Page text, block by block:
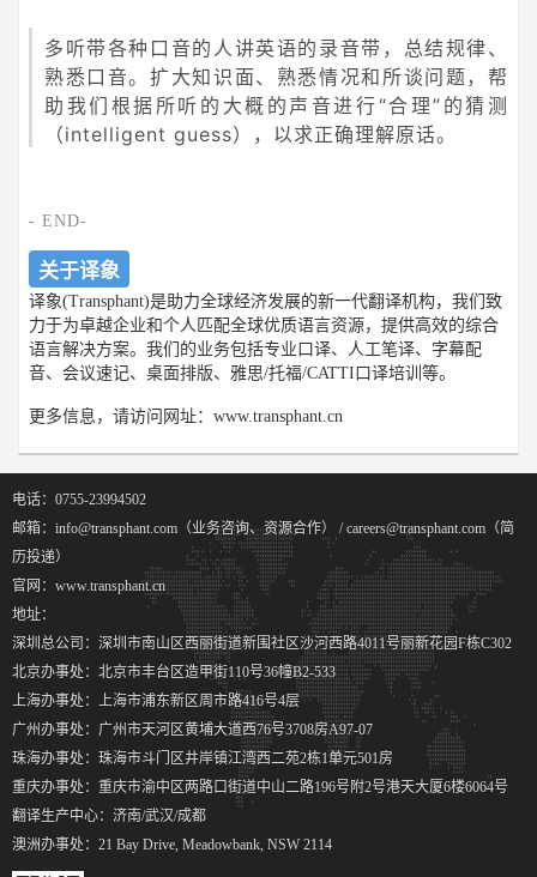
多听带各种口音的人讲英语的录音带，总结规律、
熟悉口音。扩大知识面、熟悉情况和所谈问题，帮
助我们根据所听的大概的声音进行“合理”的猜测
（intelligent guess），以求正确理解原话。
- END-
关于译象
译象(Transphant)是助力全球经济发展的新一代翻译机构，我们致
力于为卓越企业和个人匹配全球优质语言资源，提供高效的综合
语言解决方案。我们的业务包括专业口译、人工笔译、字幕配
音、会议速记、桌面排版、雅思/托福/CATTI口译培训等。
更多信息，请访问网址：www.transphant.cn
电话：0755-23994502
邮箱：info@transphant.com（业务咨询、资源合作） / careers@transphant.com（简
历投递）
官网：www.transphant.cn
地址：
深圳总公司：深圳市南山区西丽街道新围社区沙河西路4011号丽新花园F栋C302
北京办事处：北京市丰台区造甲街110号36幢B2-533
上海办事处：上海市浦东新区周市路416号4层
广州办事处：广州市天河区黄埔大道西76号3708房A97-07
珠海办事处：珠海市斗门区井岸镇江湾西二苑2栋1单元501房
重庆办事处：重庆市渝中区两路口街道中山二路196号附2号港天大厦6楼6064号
翻译生产中心：济南/武汉/成都
澳洲办事处：21 Bay Drive, Meadowbank, NSW 2114